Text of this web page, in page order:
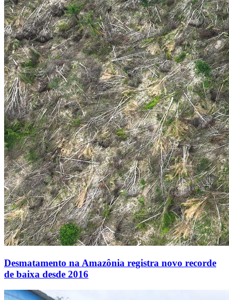
Desmatamento na Amazônia registra novo recorde
de baixa desde 2016